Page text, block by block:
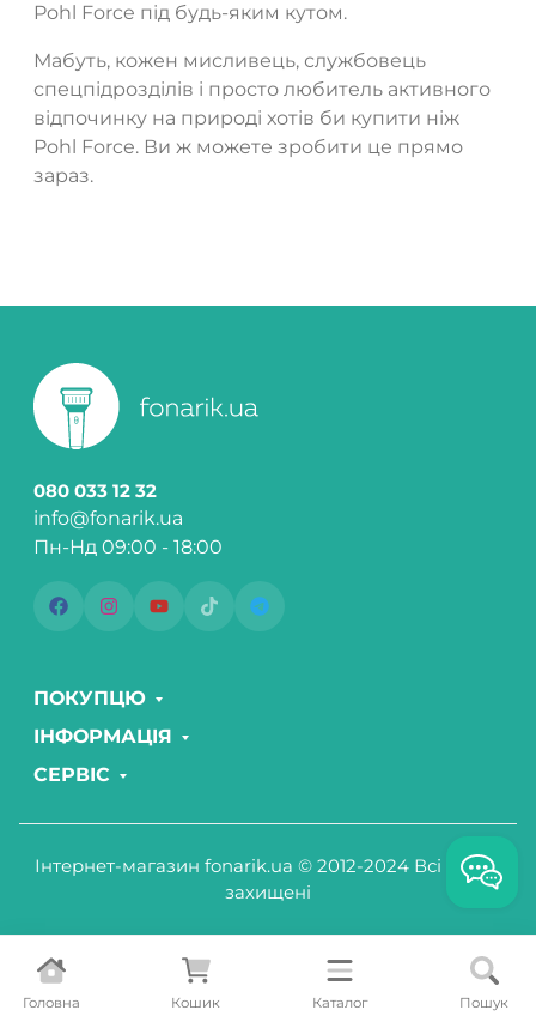
Головна Кошик Каталог Пошук
Pohl Force під будь-яким кутом.
Мабуть, кожен мисливець, службовець
спецпідрозділів і просто любитель активного
відпочинку на природі хотів би купити ніж
Pohl Force. Ви ж можете зробити це прямо
зараз.
080 033 12 32
info@fonarik.ua
Пн-Нд 09:00 - 18:00
ПОКУПЦЮ
ІНФОРМАЦІЯ
СЕРВІС
Інтернет-магазин fonarik.ua © 2012-2024 Всі права
захищені